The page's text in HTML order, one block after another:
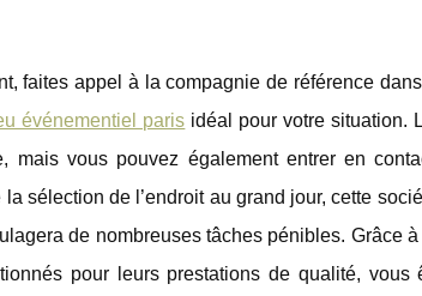
faites appel à la compagnie de référence
événementiel paris idéal pour votre situation.
mais vous pouvez également entrer en
sélection de l’endroit au grand jour, cette
de nombreuses tâches pénibles. Grâce
pour leurs prestations de qualité, vous